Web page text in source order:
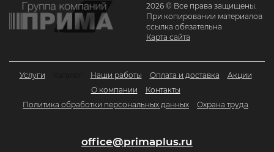
2026 © Все права защищены.
При копировании материалов
ссылка обязательна
Карта сайта
Услуги Наши работы Оплата и доставка
Акции
О компании
Контакты
Политика обработки персональных данных
Охрана труда
office@primaplus.ru